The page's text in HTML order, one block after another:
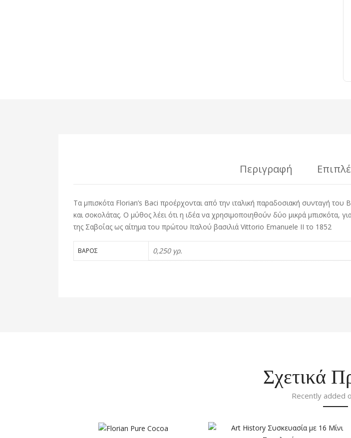
Περιγραφή
Τα μπισκότα Florian’s Baci προέρχονται από την ιταλική παραδοσιακή συνταγή
και σοκολάτας. Ο μύθος λέει ότι η ιδέα να χρησιμοποιηθούν δύο μικρά μπισκότα,
της Σαβοΐας ως αίτημα του πρώτου Ιταλού βασιλιά Vittorio Emanuele II το 1852
ΒΆΡΟΣ 0,250 γρ.
Σχετικά
Recently added